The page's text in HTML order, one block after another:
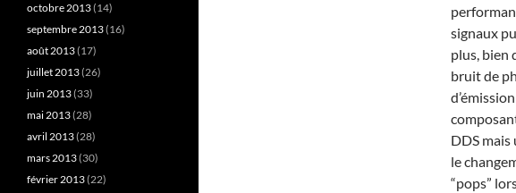
signaux
plus, bien
bruit de
DDS
le
“pops”
octobre 2013(14)
septembre 2013(16)
août 2013(17)
juillet 2013(26)
juin 2013(33)
mai 2013(28)
avril 2013(28)
mars 2013(30)
février 2013(22)